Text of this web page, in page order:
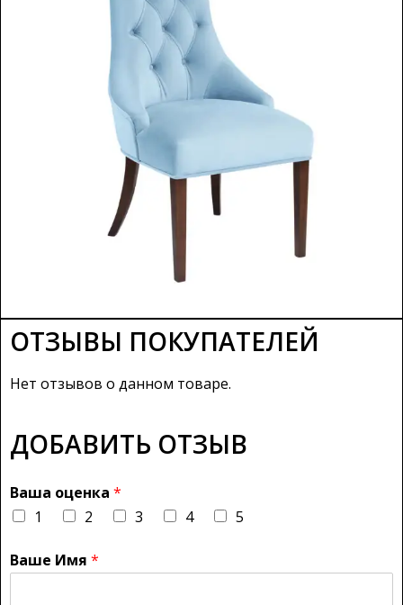
ОТЗЫВЫ ПОКУПАТЕЛЕЙ
Нет отзывов о данном товаре.
ДОБАВИТЬ ОТЗЫВ
Ваша оценка *
1
2 3 4 5
Ваше Имя *